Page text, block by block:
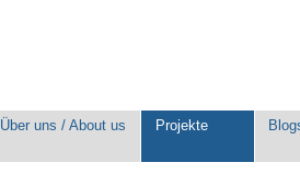
Über uns / About us Projekte